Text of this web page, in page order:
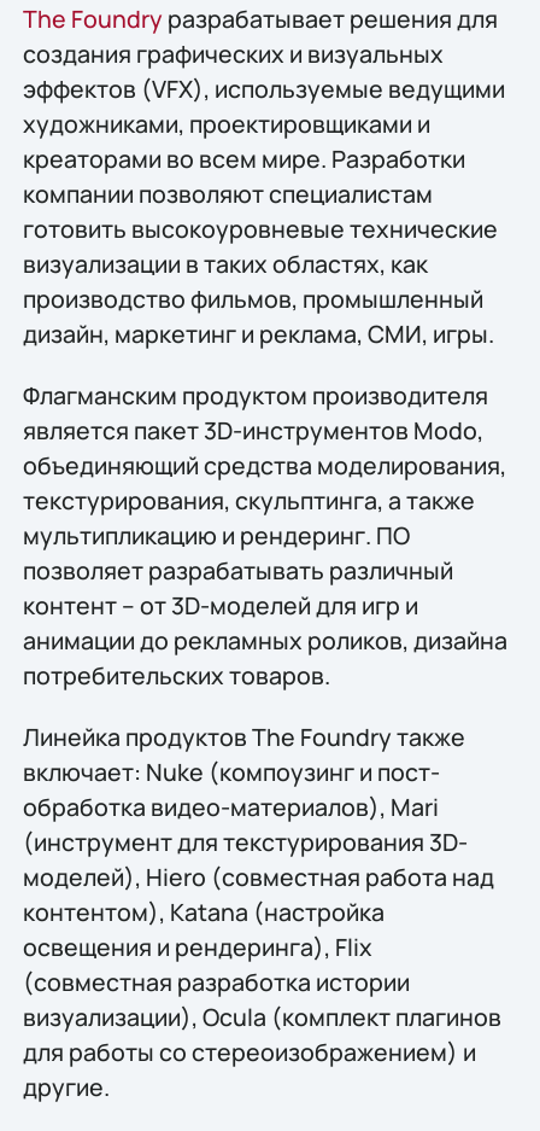
The Foundry разрабатывает решения для
создания графических и визуальных
эффектов (VFX), используемые ведущими
художниками, проектировщиками и
креаторами во всeм мире. Разработки
компании позволяют специалистам
готовить высокоуровневые технические
визуализации в таких областях, как
производство фильмов, промышленный
дизайн, маркетинг и реклама, СМИ, игры.
Флагманским продуктом производителя
является пакет 3D-инструментов Modo,
объединяющий средства моделирования,
текстурирования, скульптинга, а также
мультипликацию и рендеринг. ПО
позволяет разрабатывать различный
контент – от 3D-моделей для игр и
анимации до рекламных роликов, дизайна
потребительских товаров.
Линейка продуктов The Foundry также
включает: Nuke (компоузинг и пост-
обработка видео-материалов), Mari
(инструмент для текстурирования 3D-
моделей), Hiero (совместная работа над
контентом), Katana (настройка
освещения и рендеринга), Flix
(совместная разработка истории
визуализации), Ocula (комплект плагинов
для работы со стереоизображением) и
другие.